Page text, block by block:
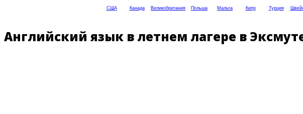
США Канада Великобритания Польша Мальта Кипр Турция
Английский язык в летнем лагере в